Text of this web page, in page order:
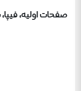
صفحات اولیه،